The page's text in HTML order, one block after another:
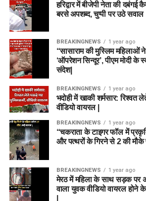
हरिद्वार में बीजेपी नेता की
बरसे अपशब्द, चुप्पी पर उठे सवाल
BREAKINGNEWS 1 year ago
“सासाराम की मुस्लिम महिलाओं
‘ऑपरेशन सिन्दूर’, पीएम मोदी के
संदेश|
BREAKINGNEWS 1 year ago
भदोही में खाकी शर्मसार: रिश्वत
वीडियो वायरल |
BREAKINGNEWS 1 year ago
“चकराता के टाइगर फॉल में
और पत्थरों के गिरने से 2 की मौके
BREAKINGNEWS 1 year ago
मेरठ में महिला के साथ सड़क पर
वाला युवक वीडियो वायरल होने